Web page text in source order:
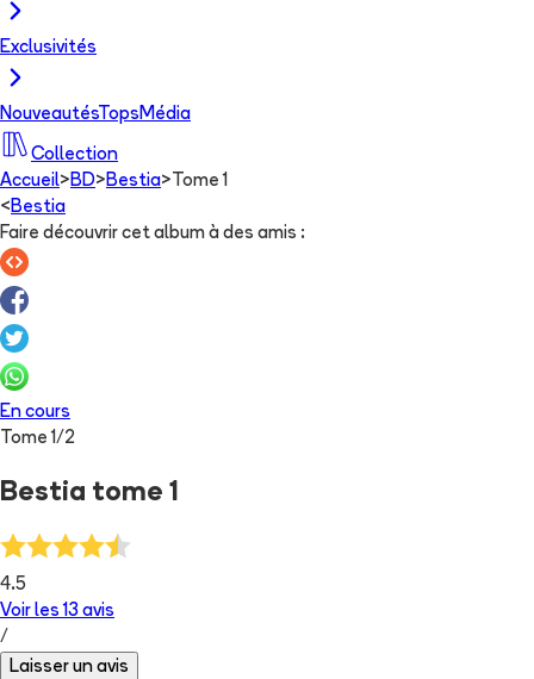
Exclusivités
NouveautésTops Média
Collection
Accueil> BD> Bestia> Tome 1
< Bestia
Faire découvrir cet album à des amis :
En cours
Tome1/2
Bestia tome 1
4.5
Voir les 13 avis
/
Laisser un avis